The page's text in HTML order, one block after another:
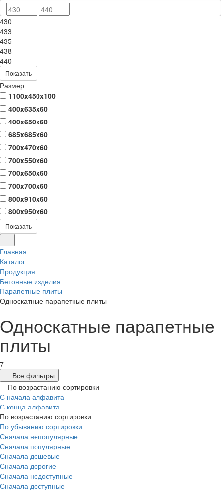
430
433
435
438
440
Показать
Размер
1100x450x100
400x635x60
400x650x60
685x685x60
700x470x60
700x550x60
700x650x60
700x700x60
800x910x60
800x950x60
Показать
Главная
Каталог
Продукция
Бетонные изделия
Парапетные плиты
Односкатные парапетные плиты
Односкатные парапетные
плиты
7
Все фильтры
По возрастанию сортировки
С начала алфавита
С конца алфавита
По возрастанию сортировки
По убыванию сортировки
Сначала непопулярные
Сначала популярные
Сначала дешевые
Сначала дорогие
Сначала недоступные
Сначала доступные